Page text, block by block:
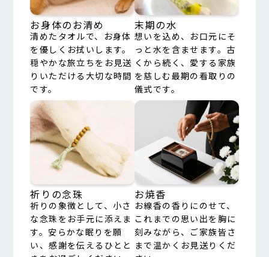
お身体のお清め
清めたタオルで、お身体
を優しくお拭いします。
穏やかな旅立ちをお見送
りいただける大切な時間
です。
末期の水
想いを込め、お口元にそ
っと水を含ませます。古
くから続く、愛する家族
を慈しむ最期の看取りの
儀式です。
祈りの念珠
祈りの象徴として、小さ
な念珠をお手元に添えま
す。安らかな眠りを願
い、感謝を伝えるひとと
お焼香
お線香の香りにのせて、
これまでの思い出を胸に
刻みながら、ご家族皆さ
まで温かくお見送りくだ